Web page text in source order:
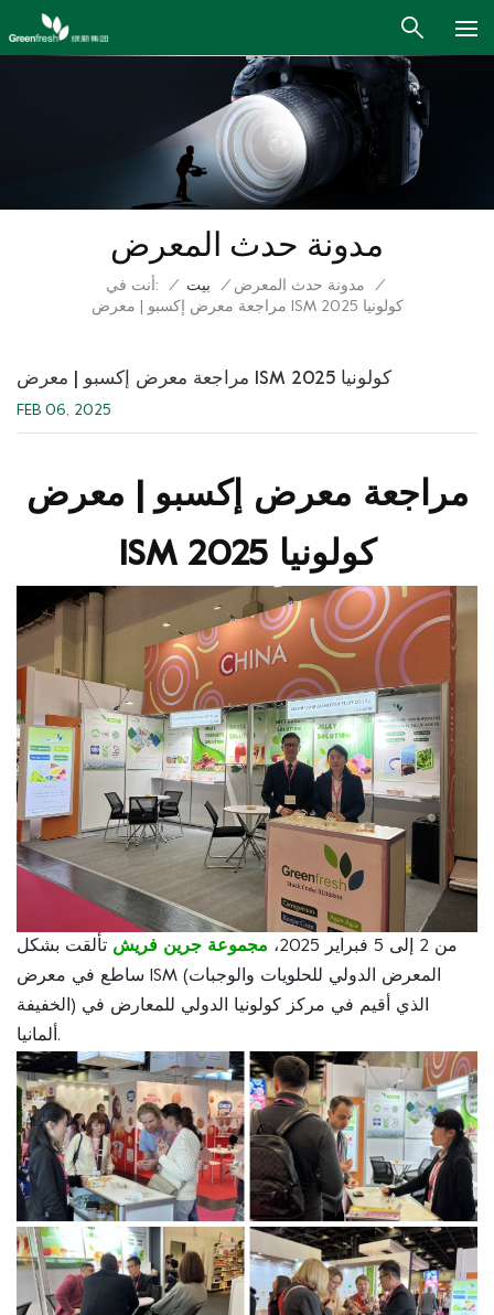
مدونة حدث المعرض
أنت في: / بيت / مدونة حدث المعرض
/
مراجعة معرض إكسبو | معرض ISM كولونيا 2025
مراجعة معرض إكسبو | معرض ISM كولونيا 2025
FEB 06, 2025
مراجعة معرض إكسبو | معرض
ISM كولونيا 2025
من 2 إلى 5 فبراير 2025، مجموعة جرين فريش تألقت بشكل
ساطع في معرض ISM (المعرض الدولي للحلويات والوجبات
الخفيفة) الذي أقيم في مركز كولونيا الدولي للمعارض في
ألمانيا.